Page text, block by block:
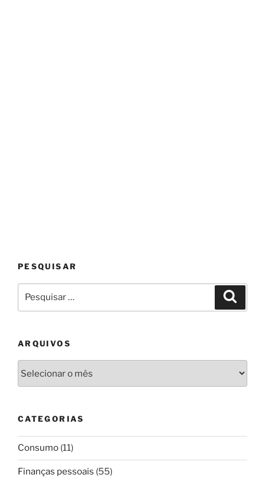
PESQUISAR
por:
ARQUIVOS
CATEGORIAS
Consumo (11)
Finanças pessoais (55)